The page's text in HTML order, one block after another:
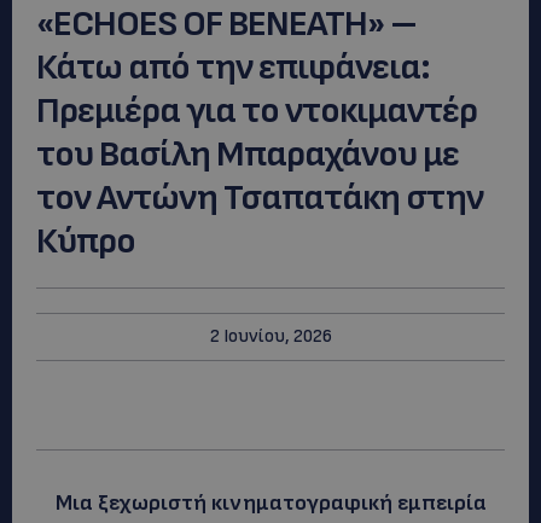
«ECHOES OF BENEATH» –
Κάτω από την επιφάνεια:
Πρεμιέρα για το ντοκιμαντέρ
του Βασίλη Μπαραχάνου με
τον Αντώνη Τσαπατάκη στην
Κύπρο
2 Ιουνίου, 2026
Μια ξεχωριστή κινηματογραφική εμπειρία